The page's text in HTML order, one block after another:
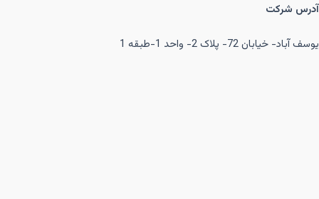
آدرس شرکت
یوسف آباد- خیابان 72- پلاک 2- واحد 1-طبقه 1